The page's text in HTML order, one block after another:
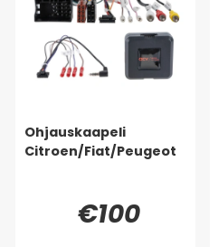
Ohjauskaapeli
Citroen/Fiat/Peugeot
€100